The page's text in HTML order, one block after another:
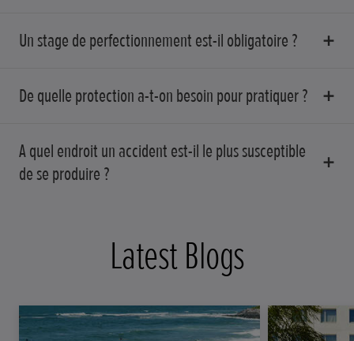
Un stage de perfectionnement est-il obligatoire ?
De quelle protection a-t-on besoin pour pratiquer ?
A quel endroit un accident est-il le plus susceptible
de se produire ?
Latest Blogs